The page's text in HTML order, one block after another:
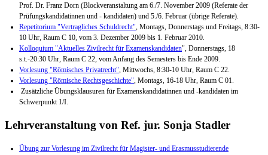
Prof. Dr. Franz Dorn (Blockveranstaltung am 6./7. November 2009 (Referate der
Prüfungskandidatinnen und - kandidaten) und 5./6. Februar (übrige Referate).
Repetitorium "Vertragliches Schuldrecht", Montags, Donnerstags und Freitags, 8:30-
10 Uhr, Raum C 10, vom 3. Dezember 2009 bis 1. Februar 2010.
Kolloquium "Aktuelles Zivilrecht für Examenskandidaten", Donnerstags, 18
s.t.-20:30 Uhr, Raum C 22, vom Anfang des Semesters bis Ende 2009.
Vorlesung "Römisches Privatrecht", Mittwochs, 8:30-10 Uhr, Raum C 22.
Vorlesung "Römische Rechtsgeschichte", Montags, 16-18 Uhr, Raum C 01.
Zusätzliche Übungsklausuren für Examenskandidatinnen und -kandidaten im
Schwerpunkt 1/I.
Lehrveranstaltung von Ref. jur. Sonja Stadler
Übung zur Vorlesung im Zivilrecht für Magister- und Erasmusstudierende